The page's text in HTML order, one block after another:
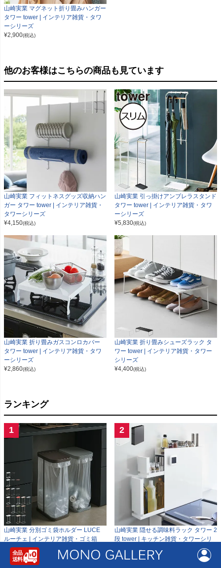
山崎実業 マグネット折り畳みハンガー
タワー tower | インテリア雑貨・タワ
ーシリーズ
¥2,900(税込)
他のお客様はこちらの商品も見ています
山崎実業 フィットネスグッズ収納ハン
ガー タワー tower | インテリア雑貨・
タワーシリーズ
¥4,150(税込)
山崎実業 引っ掛けアンブレラスタンド
タワー tower | インテリア雑貨・タワ
ーシリーズ
¥5,830(税込)
山崎実業 折り畳みガスコンロカバー
タワー tower | インテリア雑貨・タワ
ーシリーズ
¥2,860(税込)
山崎実業 折り畳みシューズラック タ
ワー tower | インテリア雑貨・タワー
シリーズ
¥4,400(税込)
ランキング
1
山崎実業 分別ゴミ袋ホルダー LUCE
ルーチェ | インテリア雑貨・ゴミ箱
3,960(税込)
2
山崎実業 隠せる調味料ラック タワー 2
段 tower | キッチン雑貨・タワーシリ
¥15,950 (税込)